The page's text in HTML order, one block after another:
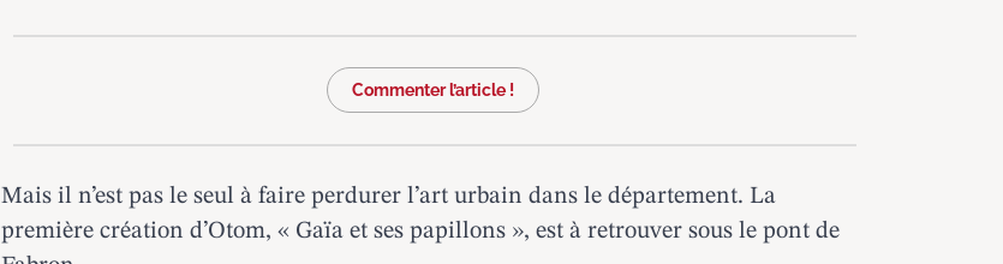
Commenter l’article !
Mais il n’est pas le seul à faire perdurer l’art urbain dans le département. La
première création d’Otom, « Gaïa et ses papillons », est à retrouver sous le pont de